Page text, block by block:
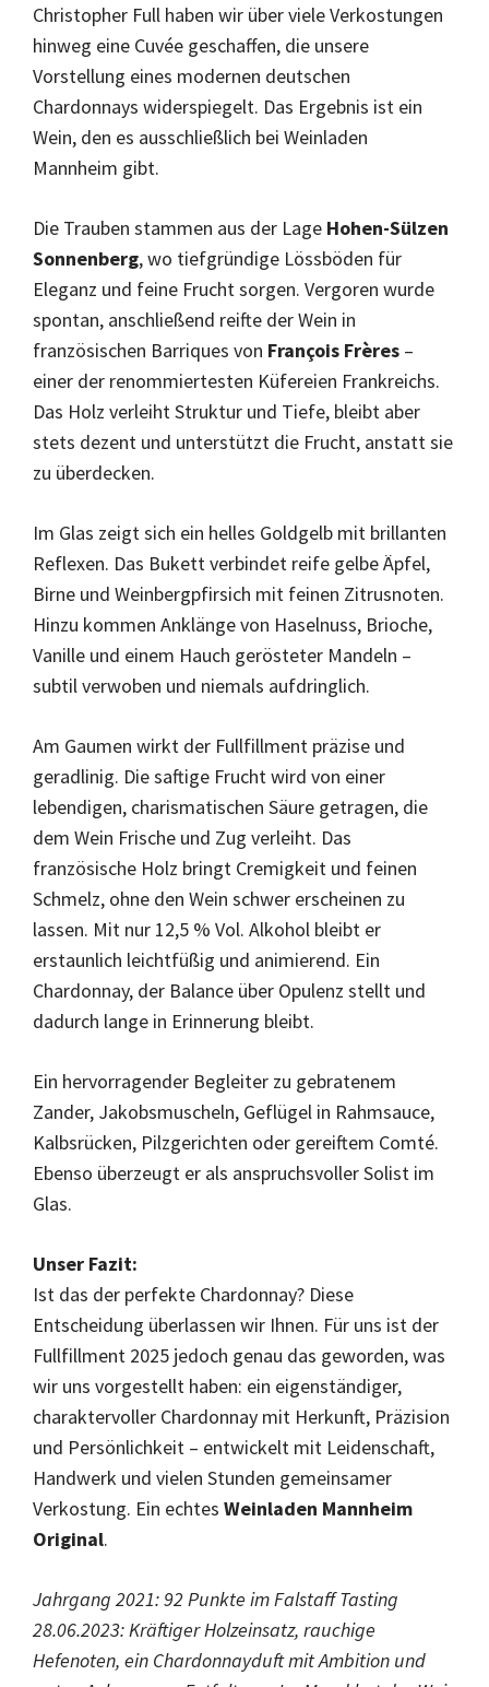
Christopher Full haben wir über viele Verkostungen
hinweg eine Cuvée geschaffen, die unsere
Vorstellung eines modernen deutschen
Chardonnays widerspiegelt. Das Ergebnis ist ein
Wein, den es ausschließlich bei Weinladen
Mannheim gibt.
Die Trauben stammen aus der Lage Hohen-Sülzen
Sonnenberg, wo tiefgründige Lössböden für
Eleganz und feine Frucht sorgen. Vergoren wurde
spontan, anschließend reifte der Wein in
französischen Barriques von François Frères –
einer der renommiertesten Küfereien Frankreichs.
Das Holz verleiht Struktur und Tiefe, bleibt aber
stets dezent und unterstützt die Frucht, anstatt sie
zu überdecken.
Im Glas zeigt sich ein helles Goldgelb mit brillanten
Reflexen. Das Bukett verbindet reife gelbe Äpfel,
Birne und Weinbergpfirsich mit feinen Zitrusnoten.
Hinzu kommen Anklänge von Haselnuss, Brioche,
Vanille und einem Hauch gerösteter Mandeln –
subtil verwoben und niemals aufdringlich.
Am Gaumen wirkt der Fullfillment präzise und
geradlinig. Die saftige Frucht wird von einer
lebendigen, charismatischen Säure getragen, die
dem Wein Frische und Zug verleiht. Das
französische Holz bringt Cremigkeit und feinen
Schmelz, ohne den Wein schwer erscheinen zu
lassen. Mit nur 12,5 % Vol. Alkohol bleibt er
erstaunlich leichtfüßig und animierend. Ein
Chardonnay, der Balance über Opulenz stellt und
dadurch lange in Erinnerung bleibt.
Ein hervorragender Begleiter zu gebratenem
Zander, Jakobsmuscheln, Geflügel in Rahmsauce,
Kalbsrücken, Pilzgerichten oder gereiftem Comté.
Ebenso überzeugt er als anspruchsvoller Solist im
Glas.
Unser Fazit:
Ist das der perfekte Chardonnay? Diese
Entscheidung überlassen wir Ihnen. Für uns ist der
Fullfillment 2025 jedoch genau das geworden, was
wir uns vorgestellt haben: ein eigenständiger,
charaktervoller Chardonnay mit Herkunft, Präzision
und Persönlichkeit – entwickelt mit Leidenschaft,
Handwerk und vielen Stunden gemeinsamer
Verkostung. Ein echtes Weinladen Mannheim
Original.
Jahrgang 2021: 92 Punkte im Falstaff Tasting
28.06.2023: Kräftiger Holzeinsatz, rauchige
Hefenoten, ein Chardonnayduft mit Ambition und